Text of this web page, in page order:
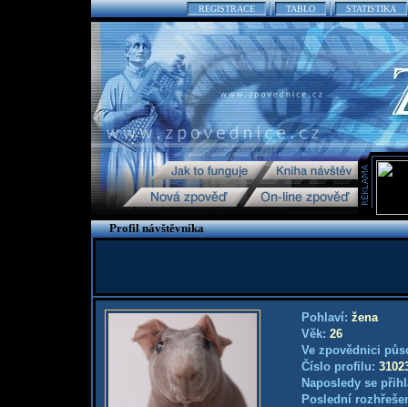
REGISTRACE TABLO STATISTIKA
Profil návštěvníka
Pohlaví: žena
Věk: 26
Ve zpovědnici
Číslo profilu:
Naposledy se
Poslední